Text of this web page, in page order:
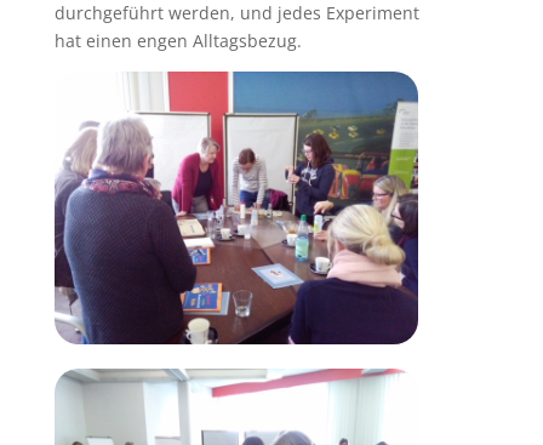
durchgeführt werden, und jedes Experiment
hat einen engen Alltagsbezug.